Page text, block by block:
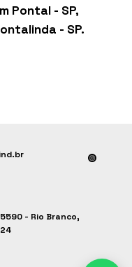
Pontal - SP,
- SP.
- Rio Branco,